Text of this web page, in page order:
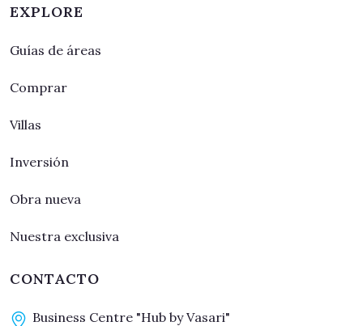
EXPLORE
Guías de áreas
Comprar
Villas
Inversión
Obra nueva
Nuestra exclusiva
CONTACTO
Business Centre "Hub by Vasari"